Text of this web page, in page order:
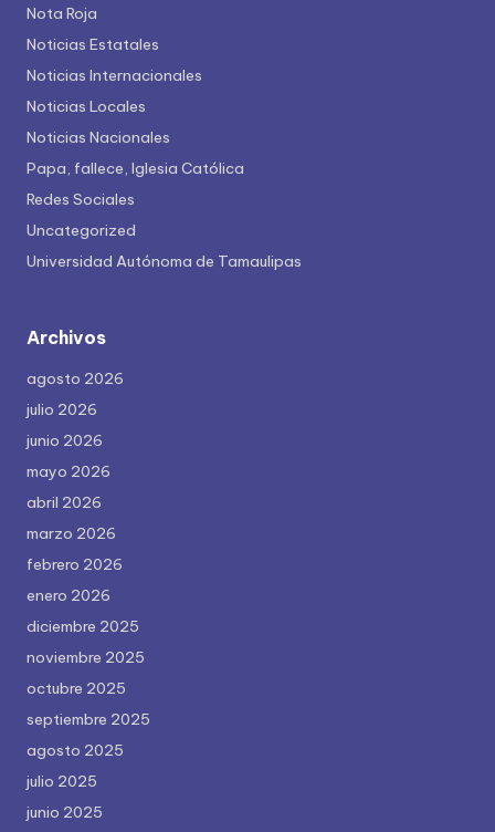
Nota Roja
Noticias Estatales
Noticias Internacionales
Noticias Locales
Noticias Nacionales
Papa, fallece, Iglesia Católica
Redes Sociales
Uncategorized
Universidad Autónoma de Tamaulipas
Archivos
agosto 2026
julio 2026
junio 2026
mayo 2026
abril 2026
marzo 2026
febrero 2026
enero 2026
diciembre 2025
noviembre 2025
octubre 2025
septiembre 2025
agosto 2025
julio 2025
junio 2025